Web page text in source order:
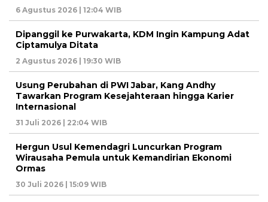
6 Agustus 2026 | 12:04 WIB
Dipanggil ke Purwakarta, KDM Ingin Kampung Adat
Ciptamulya Ditata
2 Agustus 2026 | 19:30 WIB
Usung Perubahan di PWI Jabar, Kang Andhy
Tawarkan Program Kesejahteraan hingga Karier
Internasional
31 Juli 2026 | 22:04 WIB
Hergun Usul Kemendagri Luncurkan Program
Wirausaha Pemula untuk Kemandirian Ekonomi
Ormas
30 Juli 2026 | 15:09 WIB